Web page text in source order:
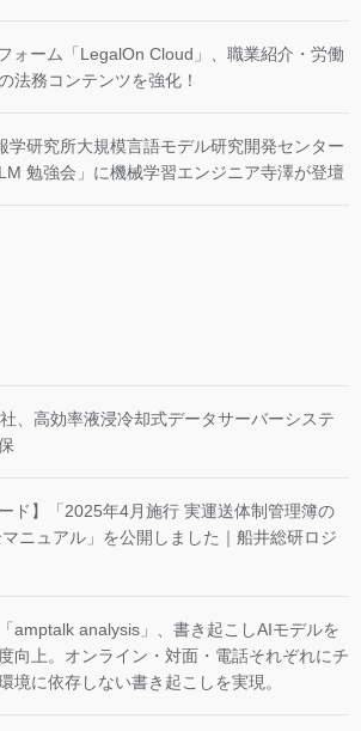
ォーム「LegalOn Cloud」、職業紹介・労働
法務コンテンツを強化！
学研究所大規模言語モデル研究開発センター
勉強会」に機械学習エンジニア寺澤が登壇
、高効率液浸冷却式データサーバーシステ
ド】「2025年4月施行 実運送体制管理簿の
ニュアル」を公開しました｜船井総研ロジ
amptalk analysis」、書き起こしAIモデルを
向上。オンライン・対面・電話それぞれにチ
境に依存しない書き起こしを実現。